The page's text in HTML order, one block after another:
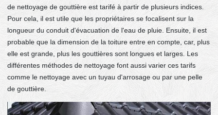
de nettoyage de gouttière est tarifé à partir de plusieurs indices.
Pour cela, il est utile que les propriétaires se focalisent sur la
longueur du conduit d'évacuation de l'eau de pluie. Ensuite, il est
probable que la dimension de la toiture entre en compte, car, plus
elle est grande, plus les gouttières sont longues et larges. Les
différentes méthodes de nettoyage font aussi varier ces tarifs
comme le nettoyage avec un tuyau d'arrosage ou par une pelle
de gouttière.